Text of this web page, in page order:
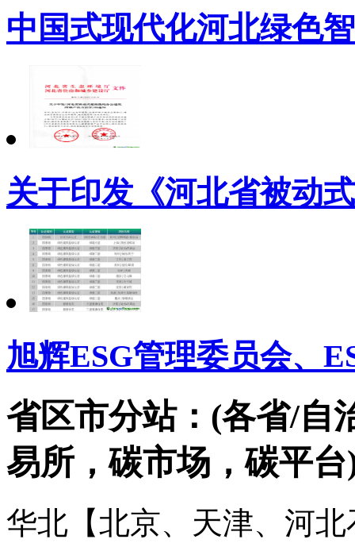
中国式现代化河北绿色
关于印发《河北省被动
旭辉ESG管理委员会、
省区市分站：(各省/自
易所，碳市场，碳平台
华北【北京、天津、河